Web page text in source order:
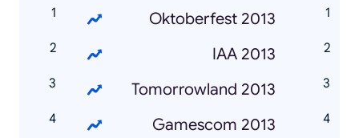
Oktoberfest 2013
IAA 2013
Tomorrowland 2013
Gamescom 2013